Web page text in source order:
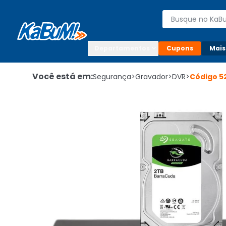
Buscar
Cupons
Você está em:Segurança>Gravador>DVR>Código